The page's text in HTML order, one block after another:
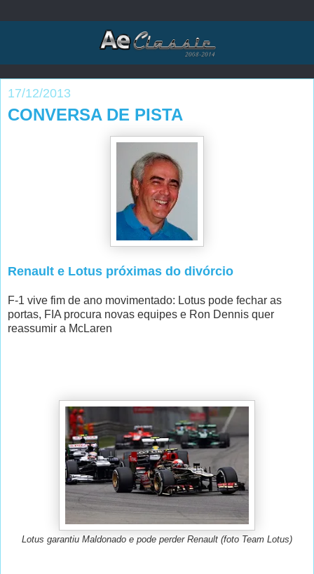
17/12/2013
CONVERSA DE PISTA
Renault e Lotus próximas do divórcio
F-1 vive fim de ano movimentado: Lotus pode fechar as
portas, FIA procura novas equipes e Ron Dennis quer
reassumir a McLaren
Lotus garantiu Maldonado e pode perder Renault (foto Team Lotus)